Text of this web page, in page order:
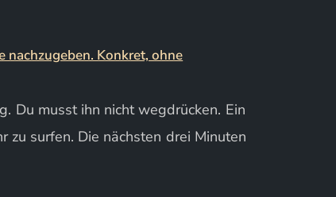
Du musst ihn nicht wegdrücken. Ein
surfen. Die nächsten drei Minuten